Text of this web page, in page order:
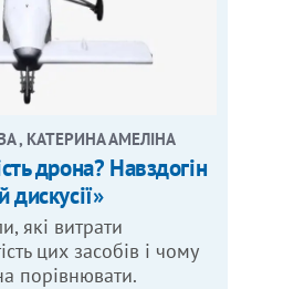
, КАТЕРИНА АМЕЛІНА
дрона? Навздогін
дискусії»
які витрати
цих засобів і чому
порівнювати.